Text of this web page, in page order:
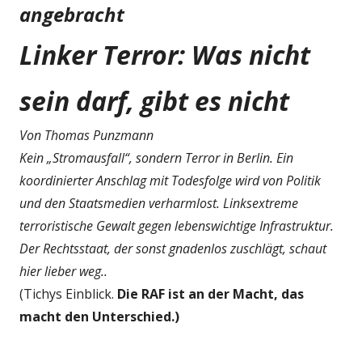
angebracht
Linker Terror: Was nicht
sein darf, gibt es nicht
Von Thomas Punzmann
Kein „Stromausfall“, sondern Terror in Berlin. Ein
koordinierter Anschlag mit Todesfolge wird von Politik
und den Staatsmedien verharmlost. Linksextreme
terroristische Gewalt gegen lebenswichtige Infrastruktur.
Der Rechtsstaat, der sonst gnadenlos zuschlägt, schaut
hier lieber weg..
(Tichys Einblick. Die RAF ist an der Macht, das
macht den Unterschied.)